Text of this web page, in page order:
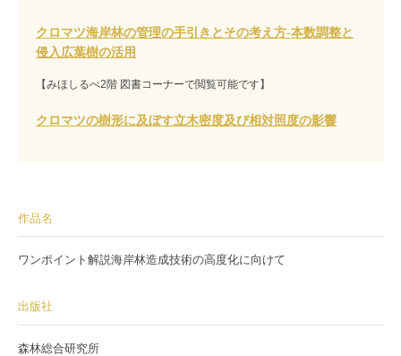
クロマツ海岸林の管理の手引きとその考え方-本数調整と
侵入広葉樹の活用
【みほしるべ2階 図書コーナーで閲覧可能です】
クロマツの樹形に及ぼす立木密度及び相対照度の影響
作品名
ワンポイント解説海岸林造成技術の高度化に向けて
出版社
森林総合研究所